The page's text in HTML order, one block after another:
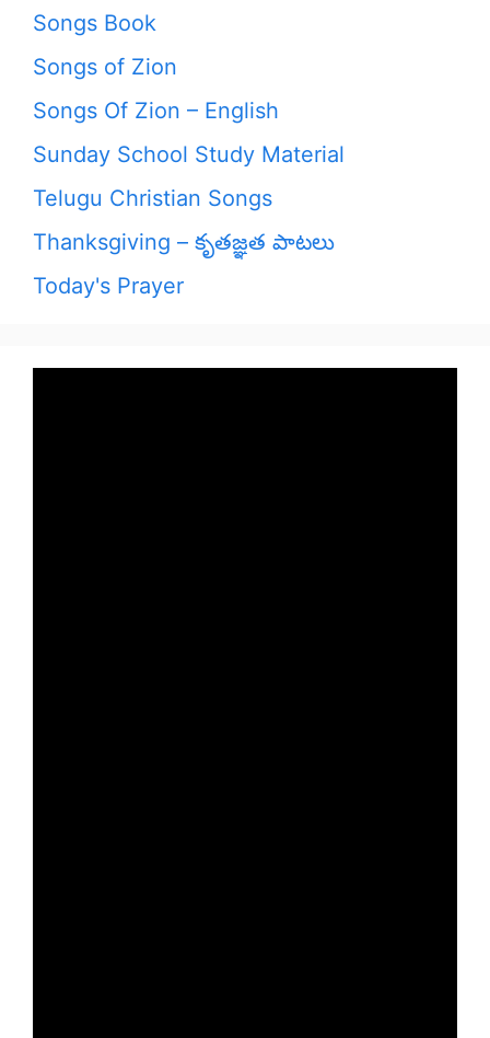
Songs Book
Songs of Zion
Songs Of Zion – English
Sunday School Study Material
Telugu Christian Songs
Thanksgiving – కృతజ్ఞత పాటలు
Today's Prayer